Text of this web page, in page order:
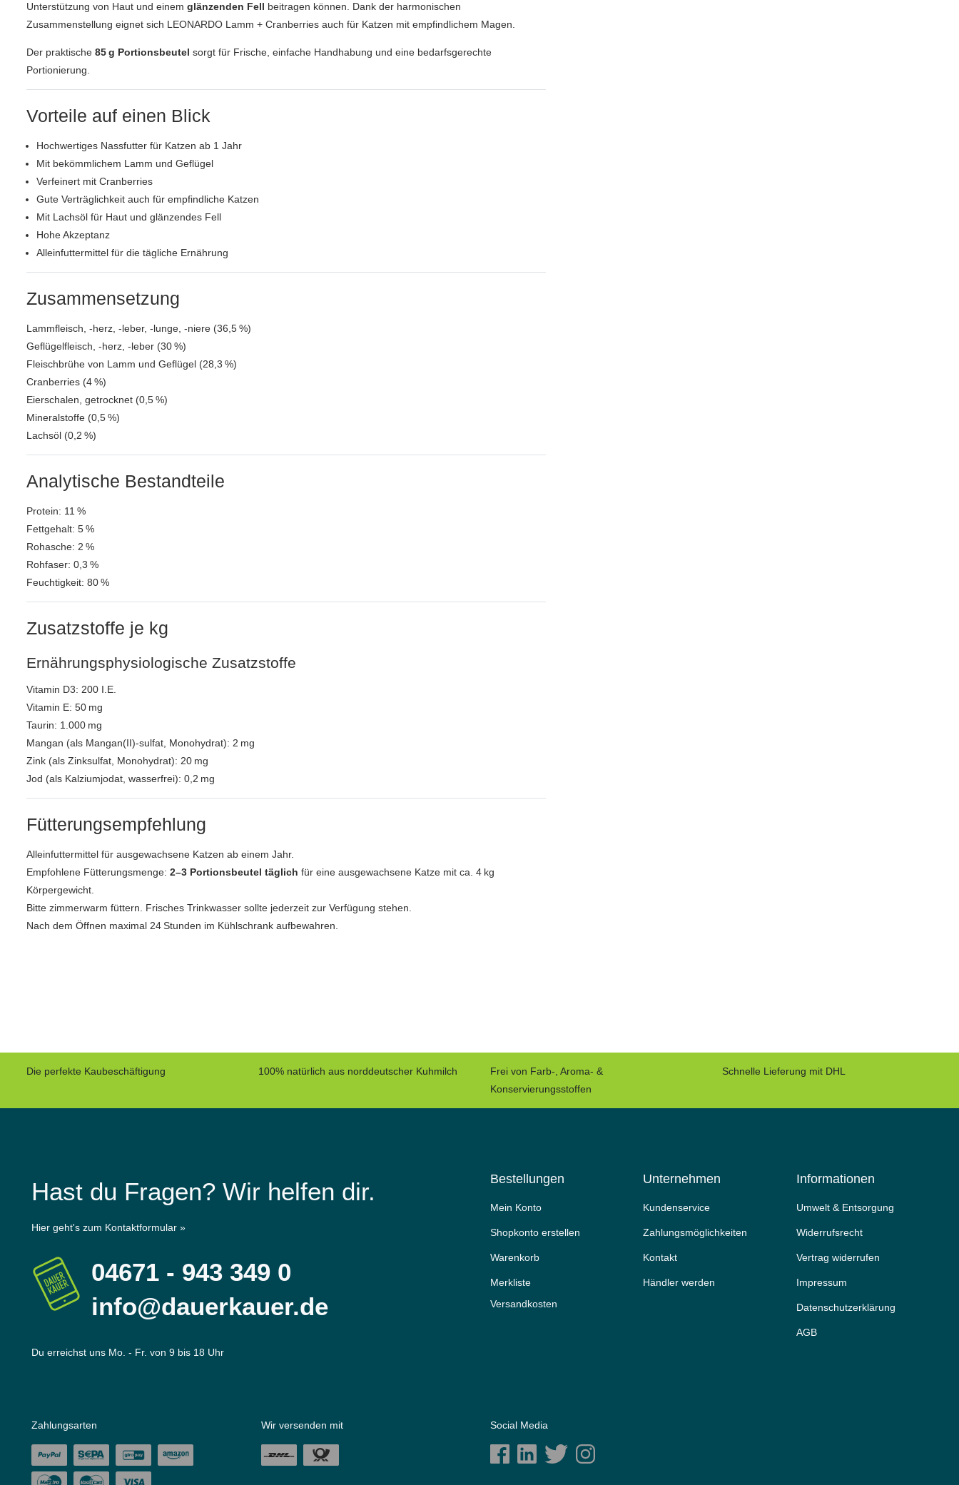
Unterstützung von Haut und einem glänzenden Fell beitragen können. Dank der harmonischen
Zusammenstellung eignet sich LEONARDO Lamm + Cranberries auch für Katzen mit empfindlichem Magen.
Der praktische 85 g Portionsbeutel sorgt für Frische, einfache Handhabung und eine bedarfsgerechte
Portionierung.
Vorteile auf einen Blick
Hochwertiges Nassfutter für Katzen ab 1 Jahr
Mit bekömmlichem Lamm und Geflügel
Verfeinert mit Cranberries
Gute Verträglichkeit auch für empfindliche Katzen
Mit Lachsöl für Haut und glänzendes Fell
Hohe Akzeptanz
Alleinfuttermittel für die tägliche Ernährung
Zusammensetzung
Lammfleisch, ‑herz, ‑leber, ‑lunge, ‑niere (36,5 %)
Geflügelfleisch, ‑herz, ‑leber (30 %)
Fleischbrühe von Lamm und Geflügel (28,3 %)
Cranberries (4 %)
Eierschalen, getrocknet (0,5 %)
Mineralstoffe (0,5 %)
Lachsöl (0,2 %)
Analytische Bestandteile
Protein: 11 %
Fettgehalt: 5 %
Rohasche: 2 %
Rohfaser: 0,3 %
Feuchtigkeit: 80 %
Zusatzstoffe je kg
Ernährungsphysiologische Zusatzstoffe
Vitamin D3: 200 I.E.
Vitamin E: 50 mg
Taurin: 1.000 mg
Mangan (als Mangan(II)-sulfat, Monohydrat): 2 mg
Zink (als Zinksulfat, Monohydrat): 20 mg
Jod (als Kalziumjodat, wasserfrei): 0,2 mg
Fütterungsempfehlung
Alleinfuttermittel für ausgewachsene Katzen ab einem Jahr.
Empfohlene Fütterungsmenge: 2–3 Portionsbeutel täglich für eine ausgewachsene Katze mit ca. 4 kg
Körpergewicht.
Bitte zimmerwarm füttern. Frisches Trinkwasser sollte jederzeit zur Verfügung stehen.
Nach dem Öffnen maximal 24 Stunden im Kühlschrank aufbewahren.
Die perfekte Kaubeschäftigung 100% natürlich aus norddeutscher Kuhmilch
Frei von Farb-, Aroma- &
Konservierungsstoffen
Schnelle Lieferung mit DHL
Hast du Fragen? Wir helfen dir.
Hier geht's zum Kontaktformular »
04671 - 943 349 0
info@dauerkauer.de
Du erreichst uns Mo. - Fr. von 9 bis 18 Uhr
Bestellungen
Mein Konto
Shopkonto erstellen
Warenkorb
Merkliste
Versandkosten
Unternehmen
Kundenservice
Zahlungsmöglichkeiten
Kontakt
Händler werden
Informationen
Umwelt & Entsorgung
Widerrufs­recht
Vertrag widerrufen
Impressum
Daten­schutz­erklärung
AGB
Zahlungsarten Wir versenden mit Social Media